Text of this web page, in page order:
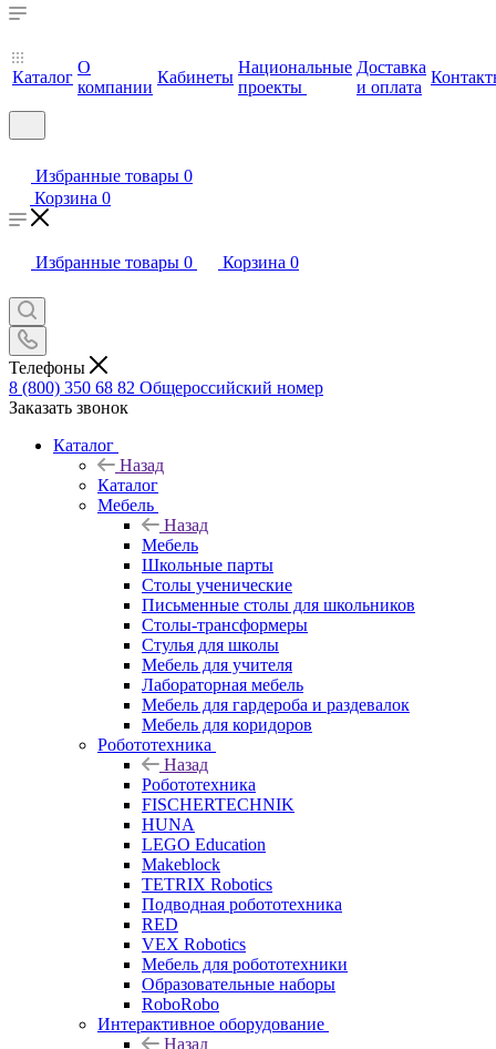
Каталог
О
компании
Кабинеты
Национальные
проекты
Доставка
и оплата
Избранные товары 0
Корзина 0
Избранные товары 0 Корзина 0
Телефоны
8 (800) 350 68 82 Общероссийский номер
Заказать звонок
Каталог
Назад
Каталог
Мебель
Назад
Мебель
Школьные парты
Столы ученические
Письменные столы для школьников
Столы-трансформеры
Стулья для школы
Мебель для учителя
Лабораторная мебель
Мебель для гардероба и раздевалок
Мебель для коридоров
Робототехника
Назад
Робототехника
FISCHERTECHNIK
HUNA
LEGO Education
Makeblock
TETRIX Robotics
Подводная робототехника
RED
VEX Robotics
Мебель для робототехники
Образовательные наборы
RoboRobo
Интерактивное оборудование
Назад